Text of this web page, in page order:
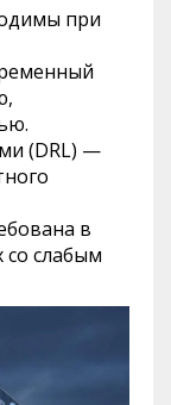
при
(DRL) —
в
со слабым